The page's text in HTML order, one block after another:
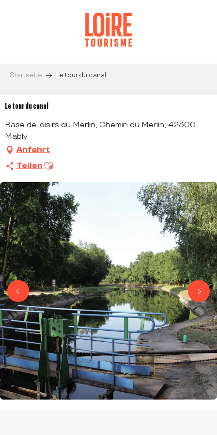
Startseite Le tour du canal
Le tour du canal
Base de loisirs du Merlin, Chemin du Merlin, 42300
Mably
Anfahrt
Teilen Ajouter aux favoris